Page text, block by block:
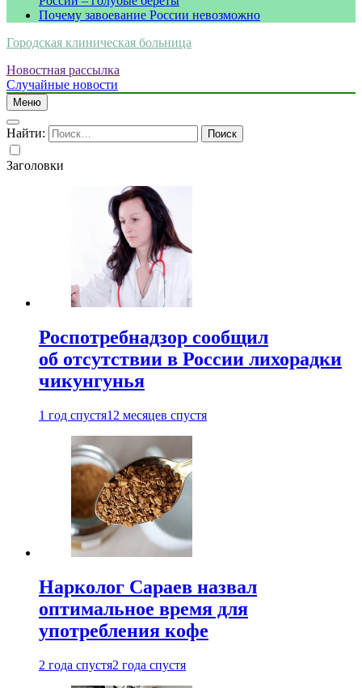
Почему завоевание России невозможно
Городская клиническая больница
Новостная рассылка
Случайные новости
Меню
Найти:
Заголовки
Роспотребнадзор сообщил
об отсутствии в России лихорадки
чикунгунья
1 год спустя12 месяцев спустя
Нарколог Сараев назвал
оптимальное время для
употребления кофе
2 года спустя2 года спустя